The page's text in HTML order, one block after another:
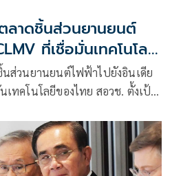
ลาดชิ้นส่วนยานยนต์
ที่เชื่อมั่นเทคโนโลยี
นส่วนยานยนต์ไฟฟ้าไปยังอินเดีย
เทคโนโลยีของไทย สอวช. ตั้งเป้า